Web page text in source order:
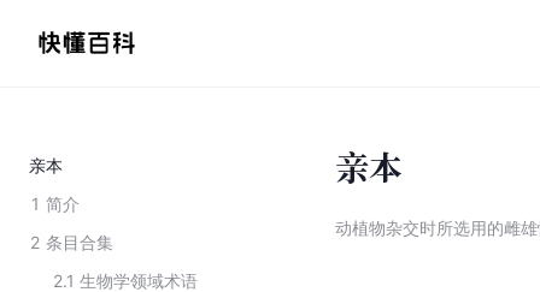
亲本
1 简介
2 条目合集
2.1 生物学领域术语
亲本
动植物杂交时所选用的雌